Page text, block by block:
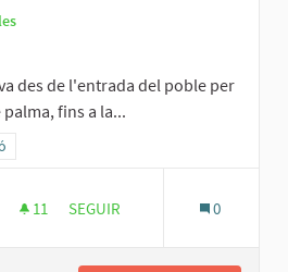
des de l'entrada del poble per
palma, fins a la...
categoria: Previst / en planificació
11 11 SEGUIDORES
SEGUIR 0